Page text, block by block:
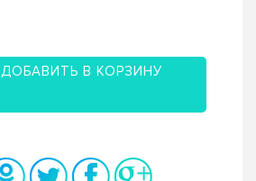
ДОБАВИТЬ В КОРЗИНУ